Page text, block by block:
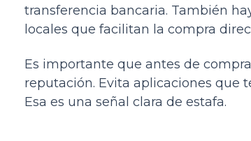
transferencia bancaria. También
locales que facilitan la compra
Es importante que antes de
reputación. Evita aplicaciones que
Esa es una señal clara de estafa.